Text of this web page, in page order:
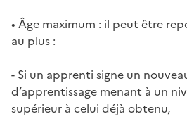
• Âge maximum : il peut être
au plus :
- Si un apprenti signe un
d’apprentissage menant à un
supérieur à celui déjà obtenu,